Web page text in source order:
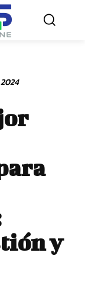
y